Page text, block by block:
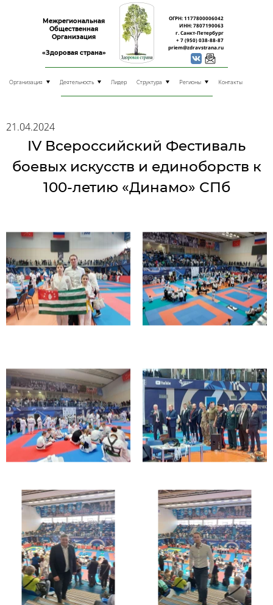
Межрегиональная
Общественная
Организация
«Здоровая страна»
ОГРН: 1177800006042
ИНН: 7807190063
г. Санкт-Петербург
+ 7 (950) 038-88-87
priem@zdravstrana.ru
Организация Деятельность Лидер Структура Регионы Контакты
21.04.2024
IV Всероссийский Фестиваль
боевых искусств и единоборств к
100-летию «Динамо» СПб